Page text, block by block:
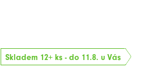
Skladem 12+ ks - do 11.8. u Vás